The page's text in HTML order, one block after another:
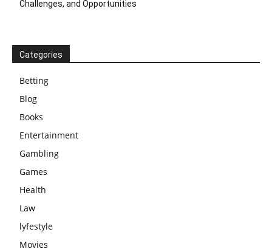
Challenges, and Opportunities
Categories
Betting
Blog
Books
Entertainment
Gambling
Games
Health
Law
lyfestyle
Movies